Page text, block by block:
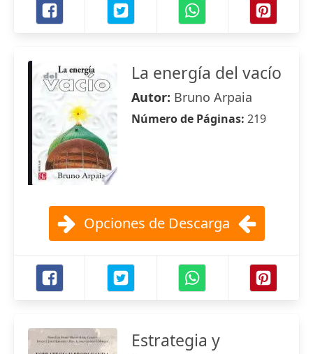
La energía del vacío
Autor: Bruno Arpaia
Número de Páginas: 219
Opciones de Descarga
Estrategia y